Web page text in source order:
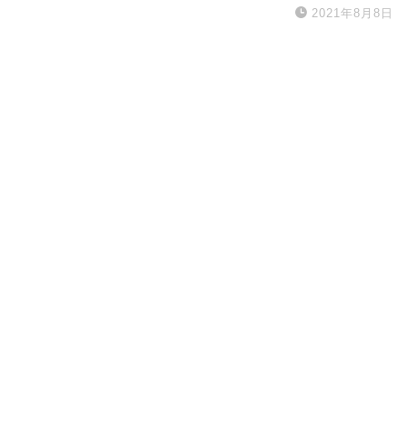
2021年8月8日